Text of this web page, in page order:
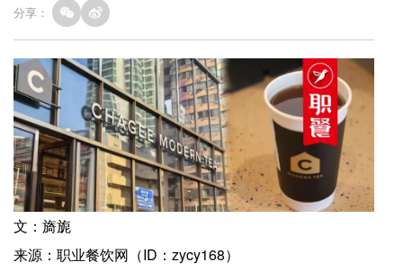
分享：
文：旖旎
来源：职业餐饮网（ID：zycy168）